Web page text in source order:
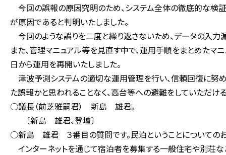
今回の誤報の原因究明のため、システム全体の徹底的な検
が原因であると判明いたしました。
今回のような誤りを二度と繰り返さないため、データの入
また、管理マニュアル等を見直す中で、運用手順をまとめたマ
日から運用を再開いたしました。
津波予測システムの適切な運用管理を行い、信頼回復に努
た誤報かと思われることなく、高台等への避難をしていただけ
○議長（前芝雅嗣君） 新島 雄君。
〔新島 雄君、登壇〕
○新島 雄君 ３番目の質問です。民泊ということについてのお
インターネットを通じて宿泊者を募集する一般住宅や別荘